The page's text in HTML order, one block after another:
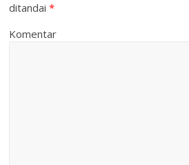
ditandai*
Komentar